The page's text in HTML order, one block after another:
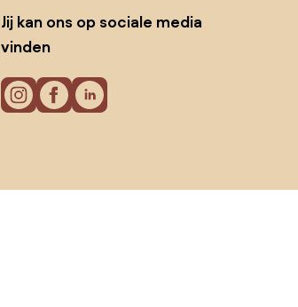
Jij kan ons op sociale media
vinden